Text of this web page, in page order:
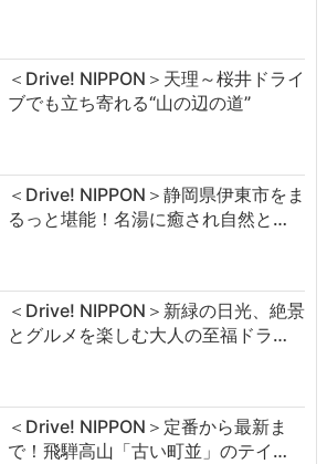
＜Drive! NIPPON＞天理～桜井ドライ
ブでも立ち寄れる“山の辺の道”
＜Drive! NIPPON＞静岡県伊東市をま
るっと堪能！名湯に癒され自然と…
＜Drive! NIPPON＞新緑の日光、絶景
とグルメを楽しむ大人の至福ドラ…
＜Drive! NIPPON＞定番から最新ま
で！飛騨高山「古い町並」のテイ…